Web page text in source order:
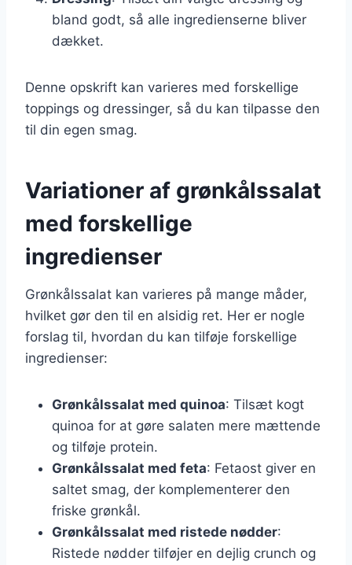
bland godt, så alle ingredienserne bliver
dækket.
Denne opskrift kan varieres med forskellige
toppings og dressinger, så du kan tilpasse den
til din egen smag.
Variationer af grønkålssalat
med forskellige
ingredienser
Grønkålssalat kan varieres på mange måder,
hvilket gør den til en alsidig ret. Her er nogle
forslag til, hvordan du kan tilføje forskellige
ingredienser:
Grønkålssalat med quinoa: Tilsæt kogt
quinoa for at gøre salaten mere mættende
og tilføje protein.
Grønkålssalat med feta: Fetaost giver en
saltet smag, der komplementerer den
friske grønkål.
Grønkålssalat med ristede nødder:
Ristede nødder tilføjer en dejlig crunch og